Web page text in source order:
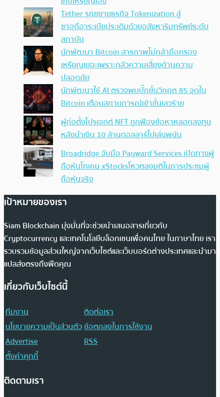
Tether รุกขยายธุรกิจ Tokenization สู่
ซาอุดีอาระเบียประเดิมด้วยอสังหาริมทรัพย์ระดับ
สถาบัน
นักพัฒนา Bitcoin สารภาพไม่กล้าถือครอง
เหรียญเยอะเพราะกลัวความเสี่ยงด้านความ
ปลอดภัย
นักพัฒนาใช้ AI ตรวจพบบั๊กขั้นวิกฤต 85 จุดใน
Bitcoin เตือนสถานการณ์เข้าขั้นเลวร้าย
ผู้ก่อตั้งโปรเจกต์ NFT ถูกฟ้องข้อหาหลอกลงทุน
หลังนำเงิน 10 ล้านดอลลาร์ไปเล่นพนัน
Broadridge จับมือ Payward Services เปิดทางผู้
ถือหุ้นโทเคน xStocksโหวตลงมติในการประชุมผู้
ถือหุ้นจริง
เป้าหมายของเรา
Siam Blockchain มุ่งมั่นที่จะช่วยนำเสนอสารเกี่ยวกับ
Cryptocurrency และเทคโนโลยีบล็อกเชนเพื่อคนไทย ในภาษาไทย เรา
รวบรวมข้อมูลส่วนใหญ่จากเว็บไซต์และเว็บบอร์ดต่างประเทศและนำมา
แปลส่งตรงถึงฟีดคุณ
เกี่ยวกับเว็บไซต์นี้
ทีมงาน
ติดต่อเรา
นโยบายความเป็นส่วนตัวข้อตกลงในการใช้งาน
Advertise
RSS
ตั้งค่าคุกกี้
ติดตามเรา